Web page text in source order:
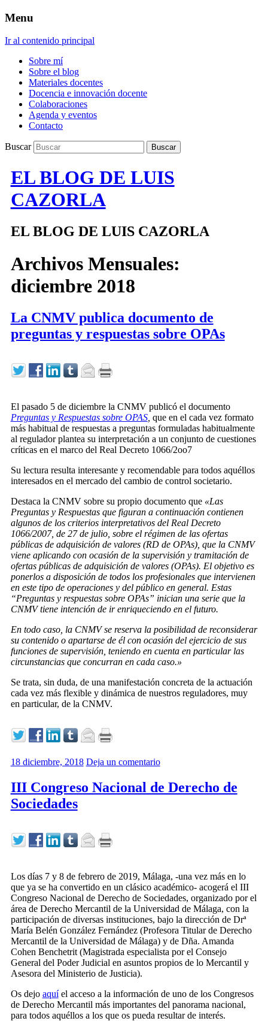
Menu
Ir al contenido principal
Sobre mí
Sobre el blog
Materiales docentes
Docencia e innovación docente
Colaboraciones
Agenda y eventos
Contacto
Buscar
EL BLOG DE LUIS
CAZORLA
EL BLOG DE LUIS CAZORLA
Archivos Mensuales:
diciembre 2018
La CNMV publica documento de
preguntas y respuestas sobre OPAs
El pasado 5 de diciembre la CNMV publicó el documento
Preguntas y Respuestas sobre OPAS, que en el cada vez formato
más habitual de respuestas a preguntas formuladas habitualmente
al regulador plantea su interpretación a un conjunto de cuestiones
críticas en el marco del Real Decreto 1066/2oo7
Su lectura resulta interesante y recomendable para todos aquéllos
interesados en el mercado del cambio de control societario.
Destaca la CNMV sobre su propio documento que «Las
Preguntas y Respuestas que figuran a continuación contienen
algunos de los criterios interpretativos del Real Decreto
1066/2007, de 27 de julio, sobre el régimen de las ofertas
públicas de adquisición de valores (RD de OPAs), que la CNMV
viene aplicando con ocasión de la supervisión y tramitación de
ofertas públicas de adquisición de valores (OPAs). El objetivo es
ponerlos a disposición de todos los profesionales que intervienen
en este tipo de operaciones y del público en general. Estas
“Preguntas y respuestas sobre OPAs” inician una serie que la
CNMV tiene intención de ir enriqueciendo en el futuro.
En todo caso, la CNMV se reserva la posibilidad de reconsiderar
su contenido o apartarse de él con ocasión del ejercicio de sus
funciones de supervisión, teniendo en cuenta en particular las
circunstancias que concurran en cada caso.»
Se trata, sin duda, de una manifestación concreta de la actuación
cada vez más flexible y dinámica de nuestros reguladores, muy
en particular, de la CNMV.
18 diciembre, 2018 Deja un comentario
III Congreso Nacional de Derecho de
Sociedades
Los días 7 y 8 de febrero de 2019, Málaga, -una vez más en lo
que ya se ha convertido en un clásico académico- acogerá el III
Congreso Nacional de Derecho de Sociedades, organizado por el
área de Derecho Mercantil de la Universidad de Málaga, con la
participación de diversas instituciones, bajo la dirección de Drª
María Belén González Fernández (Profesora Titular de Derecho
Mercantil de la Universidad de Málaga) y de Dña. Amanda
Cohen Benchetrit (Magistrada especialista por el Consejo
General del Poder Judicial en asuntos propios de lo Mercantil y
Asesora del Ministerio de Justicia).
Os dejo aquíel acceso a la información de uno de los Congresos
de Derecho Mercantil más importantes del panorama nacional,
para todos aquéllos a los que os pueda resultar de interés.